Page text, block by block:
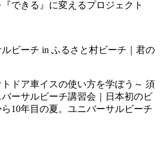
ビーチ in ふるさと村ビーチ｜君の